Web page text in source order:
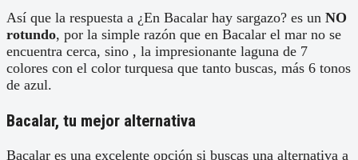
Así que la respuesta a ¿En Bacalar hay sargazo? es un NO
rotundo, por la simple razón que en Bacalar el mar no se
encuentra cerca, sino , la impresionante laguna de 7
colores con el color turquesa que tanto buscas, más 6 tonos
de azul.
Bacalar, tu mejor alternativa
Bacalar es una excelente opción si buscas una alternativa a